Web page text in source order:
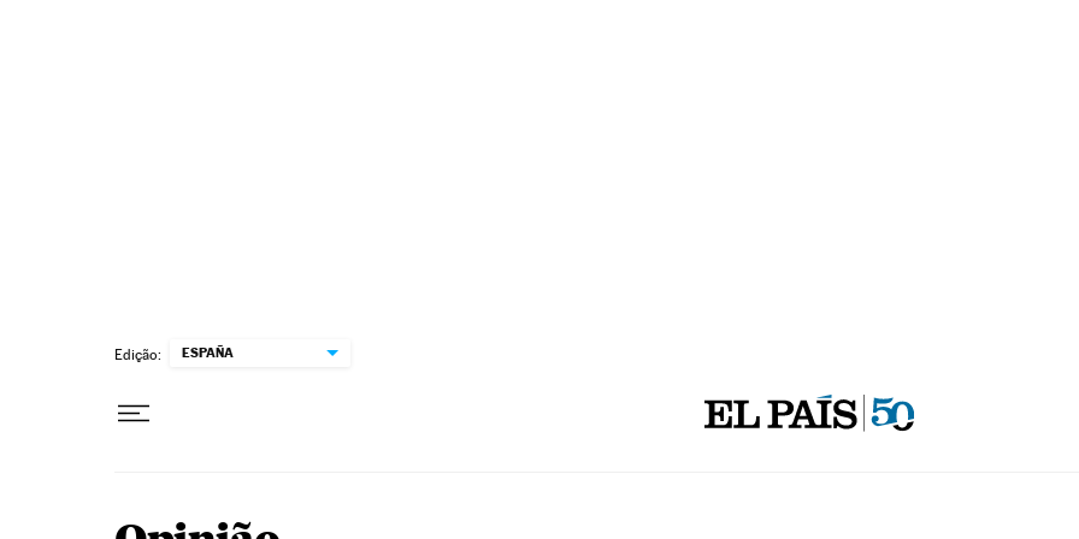
Edição: ESPAÑA